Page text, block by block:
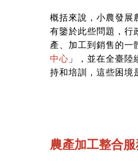
概括來說，小農發展
有鑒於此些問題，行
產、加工到銷售的一
中心 」，並在全臺
持和培訓，這些困境
農產加工整合